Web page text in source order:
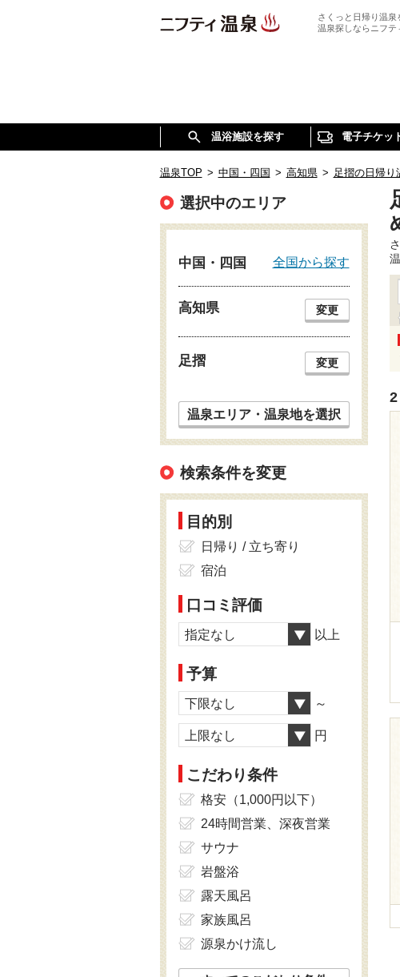
さくっと日帰り温
温泉探しならニフテ
温浴施設を探す 電子チケッ
温泉TOP > 中国・四国 > 高知県 > 足摺の日帰り
選択中のエリア
中国・四国 全国から探す
高知県 変更
足摺 変更
温泉エリア・温泉地を選択
検索条件を変更
目的別
日帰り / 立ち寄り
宿泊
口コミ評価
指定なし 以上
予算
下限なし ～
上限なし 円
こだわり条件
格安（1,000円以下）
24時間営業、深夜営業
サウナ
岩盤浴
露天風呂
家族風呂
源泉かけ流し